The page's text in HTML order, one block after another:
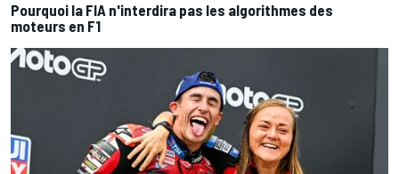
Pourquoi la FIA n'interdira pas les algorithmes des
moteurs en F1